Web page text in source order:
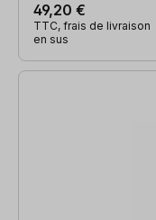
49,20 €
TTC, frais de livraison
en sus